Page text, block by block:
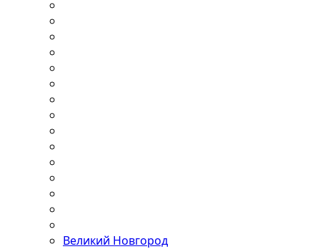
Великий Новгород